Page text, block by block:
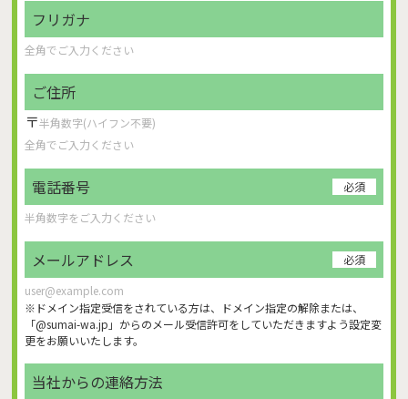
フリガナ
ご住所
〒
電話番号 必須
メールアドレス 必須
※ドメイン指定受信をされている方は、ドメイン指定の解除または、
「@sumai-wa.jp」からのメール受信許可をしていただきますよう設定変
更をお願いいたします。
当社からの連絡方法